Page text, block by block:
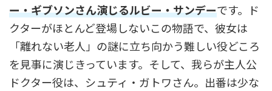
ー・ギブソンさん演じるルビー・サンデーです。ド
クターがほとんど登場しないこの物語で、彼女は
「離れない老人」の謎に立ち向かう難しい役どころ
を見事に演じきっています。そして、我らが主人公
ドクター役は、シュティ・ガトワさん。出番は少な